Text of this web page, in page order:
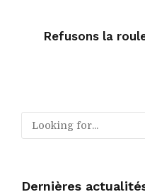
Refusons la
Dernières